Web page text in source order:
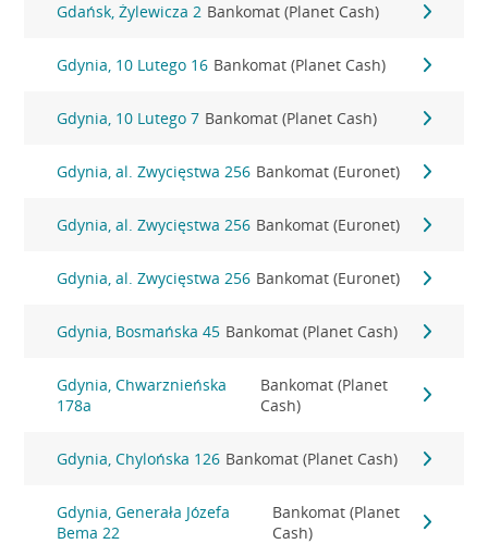
Gdańsk, Żylewicza 2 Bankomat (Planet Cash)
Gdynia, 10 Lutego 16 Bankomat (Planet Cash)
Gdynia, 10 Lutego 7 Bankomat (Planet Cash)
Gdynia, al. Zwycięstwa 256 Bankomat (Euronet)
Gdynia, al. Zwycięstwa 256 Bankomat (Euronet)
Gdynia, al. Zwycięstwa 256 Bankomat (Euronet)
Gdynia, Bosmańska 45 Bankomat (Planet Cash)
Gdynia, Chwarznieńska
178a
Bankomat (Planet
Cash)
Gdynia, Chylońska 126 Bankomat (Planet Cash)
Gdynia, Generała Józefa
Bema 22
Bankomat (Planet
Cash)